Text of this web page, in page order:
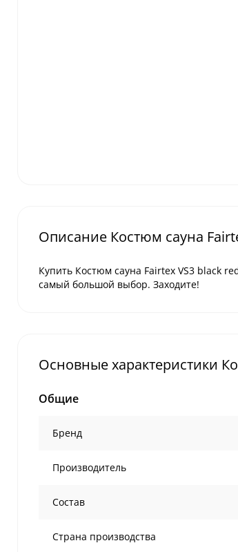
Описание Костюм сауна
Купить Костюм сауна Fairtex VS3 black
самый большой выбор. Заходите!
Основные характеристики
Общие
Бренд
Производитель
Состав
Страна производства